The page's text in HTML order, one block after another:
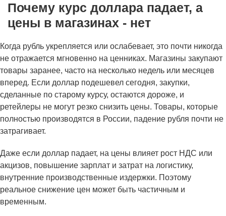
Почему курс доллара падает, а
цены в магазинах - нет
Когда рубль укрепляется или ослабевает, это почти никогда
не отражается мгновенно на ценниках. Магазины закупают
товары заранее, часто на несколько недель или месяцев
вперед. Если доллар подешевел сегодня, закупки,
сделанные по старому курсу, остаются дороже, и
ретейлеры не могут резко снизить цены. Товары, которые
полностью производятся в России, падение рубля почти не
затрагивает.
Даже если доллар падает, на цены влияет рост НДС или
акцизов, повышение зарплат и затрат на логистику,
внутренние производственные издержки. Поэтому
реальное снижение цен может быть частичным и
временным.